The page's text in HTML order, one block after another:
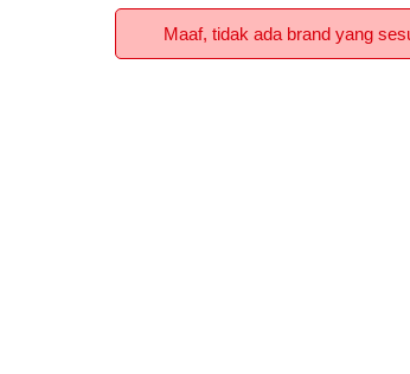
Maaf, tidak ada brand yang